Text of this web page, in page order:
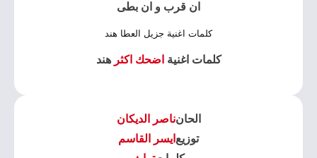
ان قرب و ان بطى
كلمات اغنية جزيل العطا هند
كلمات اغنية اضحك اكثر هند
الحانناصر الديكان
توزيع ايسر القاسم